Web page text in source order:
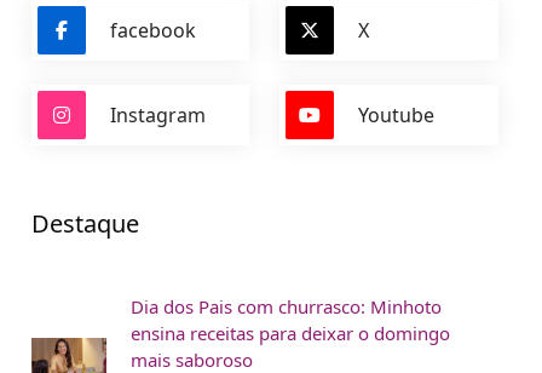
facebook X
Instagram Youtube
Destaque
Dia dos Pais com churrasco: Minhoto
ensina receitas para deixar o domingo
mais saboroso